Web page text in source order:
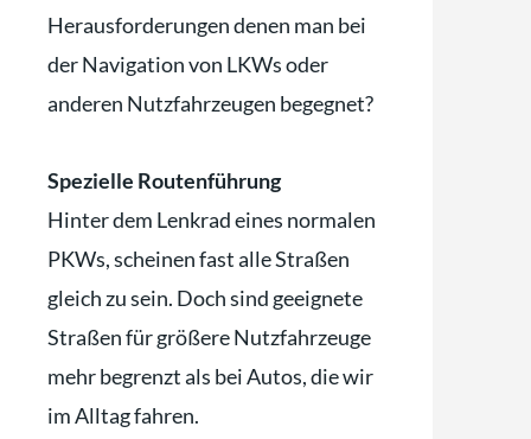
Herausforderungen denen man bei
der Navigation von LKWs oder
anderen Nutzfahrzeugen begegnet?
Spezielle Routenführung
Hinter dem Lenkrad eines normalen
PKWs, scheinen fast alle Straßen
gleich zu sein. Doch sind geeignete
Straßen für größere Nutzfahrzeuge
mehr begrenzt als bei Autos, die wir
im Alltag fahren.